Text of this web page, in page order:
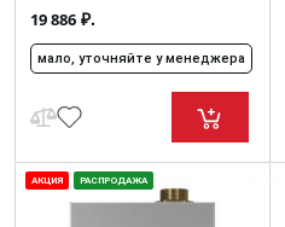
19 886 ₽.
мало, уточняйте у менеджера
АКЦИЯ РАСПРОДАЖА